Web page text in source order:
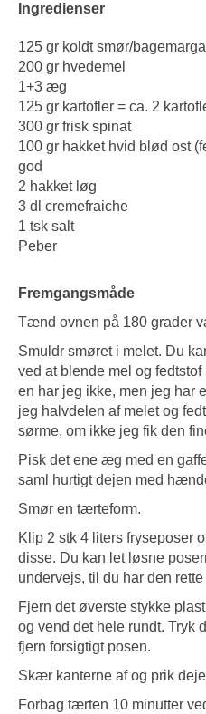
Ingredienser
125 gr koldt smør/
200 gr hvedemel
1+3 æg
125 gr kartofler = ca. 2
300 gr frisk spinat
100 gr hakket hvid blød ost
god
2 hakket løg
3 dl cremefraiche
1 tsk salt
Peber
Fremgangsmåde
Tænd ovnen på 180 grader
Smuldr smøret i melet. Du
ved at blende mel og
en har jeg ikke, men jeg har
jeg halvdelen af melet og
sørme, om ikke jeg fik den
Pisk det ene æg med en
saml hurtigt dejen med
Smør en tærteform.
Klip 2 stk 4 liters fryseposer
disse. Du kan let løsne
undervejs, til du har den
Fjern det øverste stykke
og vend det hele rundt. Tryk
fjern forsigtigt posen.
Skær kanterne af og prik
Forbag tærten 10 minutter